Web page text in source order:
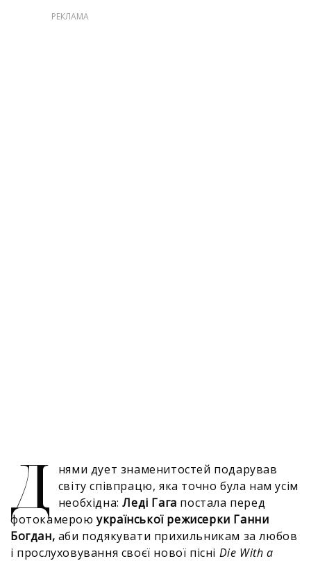
Д
нями дует знаменитостей подарував
світу співпрацю, яка точно була нам усім
необхідна:Леді Гага постала перед
фотокамероюукраїнської режисерки Ганни
Богдан, аби подякувати прихильникам за любов
і прослуховування своєї нової пісні Die With a